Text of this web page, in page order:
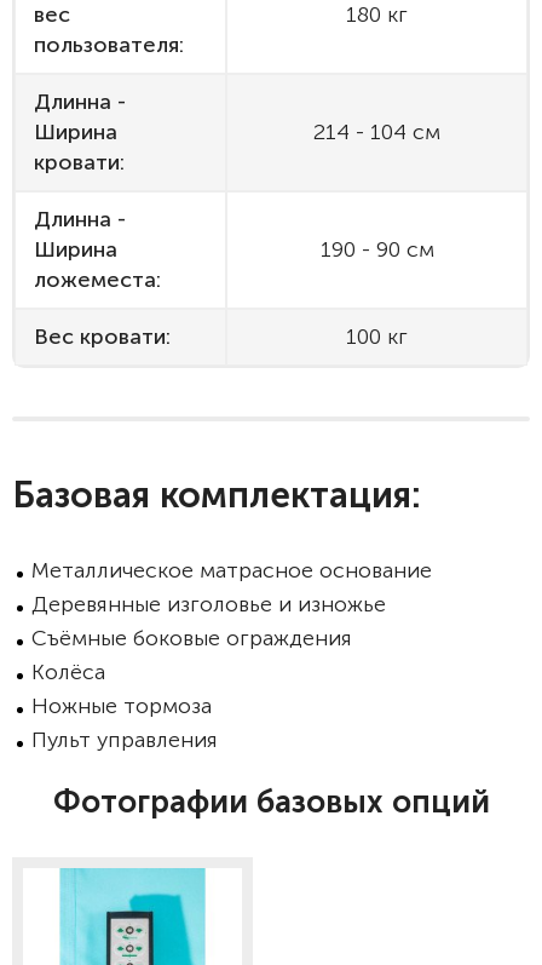
вес
пользователя:
180 кг
Длинна -
Ширина
кровати:
214 - 104 см
Длинна -
Ширина
ложеместа:
190 - 90 см
Вес кровати: 100 кг
Базовая комплектация:
Металлическое матрасное основание
Деревянные изголовье и изножье
Съёмные боковые ограждения
Колёса
Ножные тормоза
Пульт управления
Фотографии базовых опций